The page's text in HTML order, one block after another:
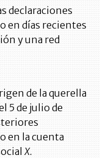
declaraciones
en días recientes
y una red
de la querella
5 de julio de
en la cuenta
X.